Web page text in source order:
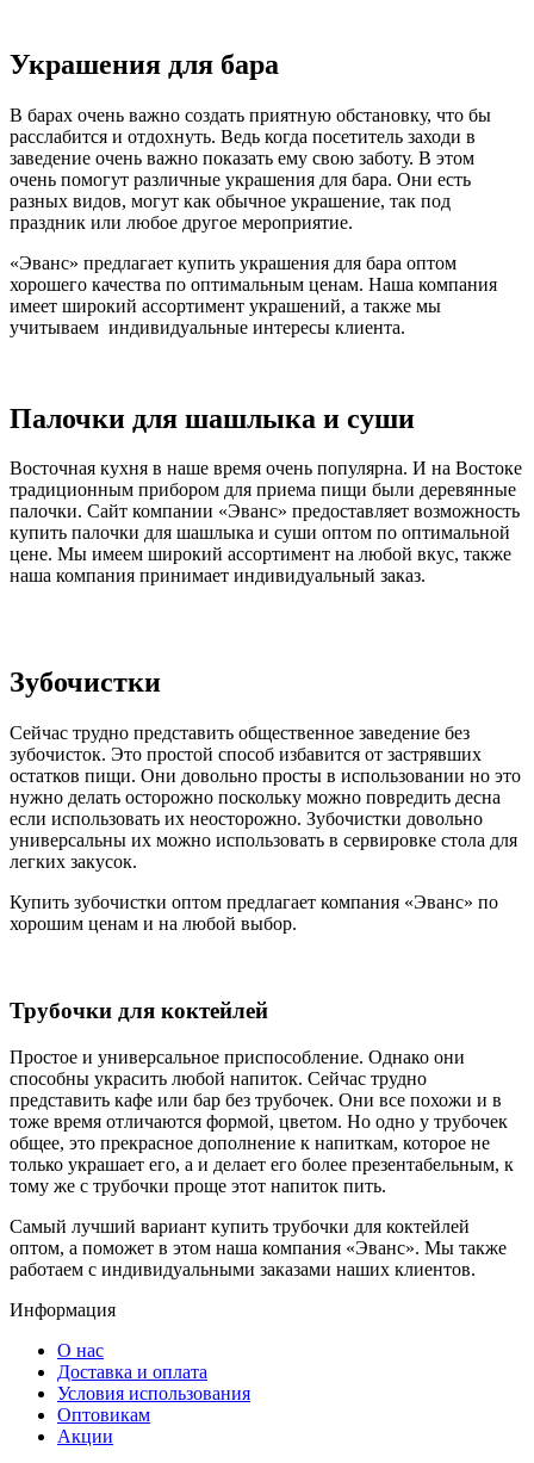
Украшения для бара
В барах очень важно создать приятную обстановку, что бы
расслабится и отдохнуть. Ведь когда посетитель заходи в
заведение очень важно показать ему свою заботу. В этом
очень помогут различные украшения для бара. Они есть
разных видов, могут как обычное украшение, так под
праздник или любое другое мероприятие.
«Эванс» предлагает купить украшения для бара оптом
хорошего качества по оптимальным ценам. Наша компания
имеет широкий ассортимент украшений, а также мы
учитываем индивидуальные интересы клиента.
Палочки для шашлыка и суши
Восточная кухня в наше время очень популярна. И на Востоке
традиционным прибором для приема пищи были деревянные
палочки. Сайт компании «Эванс» предоставляет возможность
купить палочки для шашлыка и суши оптом по оптимальной
цене. Мы имеем широкий ассортимент на любой вкус, также
наша компания принимает индивидуальный заказ.
Зубочистки
Сейчас трудно представить общественное заведение без
зубочисток. Это простой способ избавится от застрявших
остатков пищи. Они довольно просты в использовании но это
нужно делать осторожно поскольку можно повредить десна
если использовать их неосторожно. Зубочистки довольно
универсальны их можно использовать в сервировке стола для
легких закусок.
Купить зубочистки оптом предлагает компания «Эванс» по
хорошим ценам и на любой выбор.
Трубочки для коктейлей
Простое и универсальное приспособление. Однако они
способны украсить любой напиток. Сейчас трудно
представить кафе или бар без трубочек. Они все похожи и в
тоже время отличаются формой, цветом. Но одно у трубочек
общее, это прекрасное дополнение к напиткам, которое не
только украшает его, а и делает его более презентабельным, к
тому же с трубочки проще этот напиток пить.
Самый лучший вариант купить трубочки для коктейлей
оптом, а поможет в этом наша компания «Эванс». Мы также
работаем с индивидуальными заказами наших клиентов.
Информация
О нас
Доставка и оплата
Условия использования
Оптовикам
Акции